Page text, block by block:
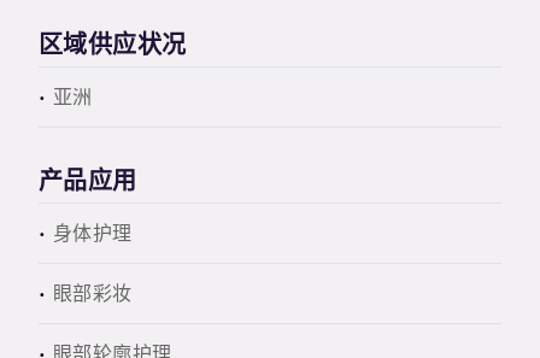
区域供应状况
亚洲
产品应用
身体护理
眼部彩妆